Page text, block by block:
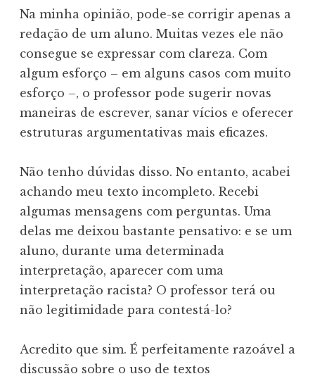
Na minha opinião, pode-se corrigir apenas a
redação de um aluno. Muitas vezes ele não
consegue se expressar com clareza. Com
algum esforço – em alguns casos com muito
esforço –, o professor pode sugerir novas
maneiras de escrever, sanar vícios e oferecer
estruturas argumentativas mais eficazes.
Não tenho dúvidas disso. No entanto, acabei
achando meu texto incompleto. Recebi
algumas mensagens com perguntas. Uma
delas me deixou bastante pensativo: e se um
aluno, durante uma determinada
interpretação, aparecer com uma
interpretação racista? O professor terá ou
não legitimidade para contestá-lo?
Acredito que sim. É perfeitamente razoável a
discussão sobre o uso de textos